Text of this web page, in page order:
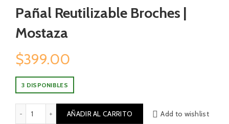
Pañal Reutilizable Broches |
Mostaza
$399.00
3 DISPONIBLES
Pañal Reutilizable Broches | Mostaza cantidad
AÑADIR AL CARRITO Add to wishlist